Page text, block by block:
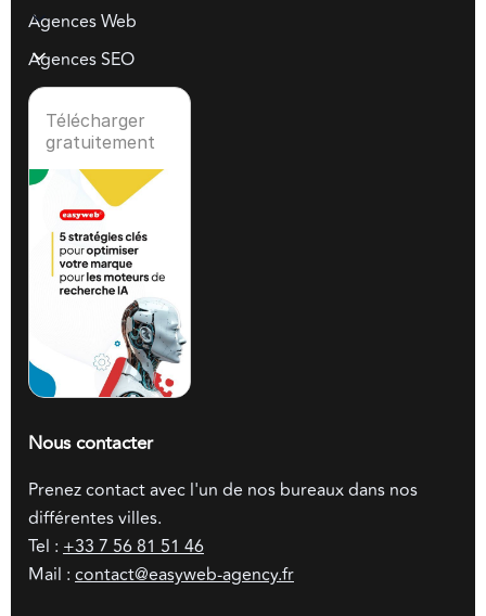
Agences Web
Agences SEO
Télécharger
gratuitement
Nous contacter
Prenez contact avec l'un de nos bureaux dans nos
différentes villes.
Tel : +33 7 56 81 51 46
Mail : contact@easyweb-agency.fr